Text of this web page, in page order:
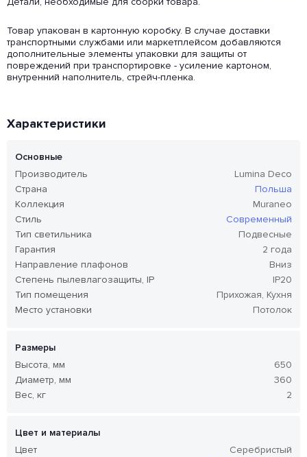
Товар упакован в картонную коробку. В случае доставки
транспортными службами или маркетплейсом добавляются
дополнительные элементы упаковки для защиты от
повреждений при транспортировке - усиление картоном,
внутренний наполнитель, стрейч-пленка.
Характеристики
Основные
Производитель
Lumina Deco
Страна
Польша
Коллекция
Muraneo
Стиль
Современный
Тип светильника
Подвесные
Гарантия
2 года
Направление плафонов
Вниз
Степень пылевлагозащиты, IP
IP20
Тип помещения
Прихожая, Кухня
Место установки
Потолок
Размеры
Высота, мм
650
Диаметр, мм
360
Вес, кг
2
Цвет и материалы
Цвет
Серебристый